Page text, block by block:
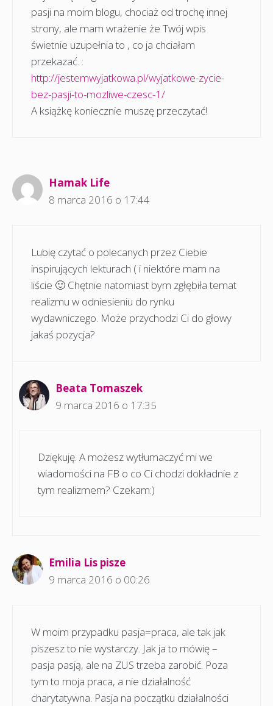
pasji na moim blogu, chociaż od trochę innej
strony, ale mam wrażenie że Twój wpis
świetnie uzupełnia to , co ja chciałam
przekazać. :
http://jestemwyjatkowa.pl/wyjatkowe-zycie-
bez-pasji-to-mozliwe-czesc-1/
A książkę koniecznie muszę przeczytać!
Hamak Life
8 marca 2016 o 17:44
Lubię czytać o polecanych przez Ciebie
inspirujących lekturach ( i niektóre mam na
liście 🙂 Chętnie natomiast bym zgłębiła temat
realizmu w odniesieniu do rynku
wydawniczego. Może przychodzi Ci do głowy
jakaś pozycja?
Beata Tomaszek
9 marca 2016 o 17:35
Dziękuję. A możesz wytłumaczyć mi we
wiadomości na FB o co Ci chodzi dokładnie z
tym realizmem? Czekam:)
Emilia Lis pisze
9 marca 2016 o 00:26
W moim przypadku pasja=praca, ale tak jak
piszesz to nie wystarczy. Jak ja to mówię –
pasja pasją, ale na ZUS trzeba zarobić. Poza
tym to moja praca, a nie działalność
charytatywna. Pasja na początku działalności